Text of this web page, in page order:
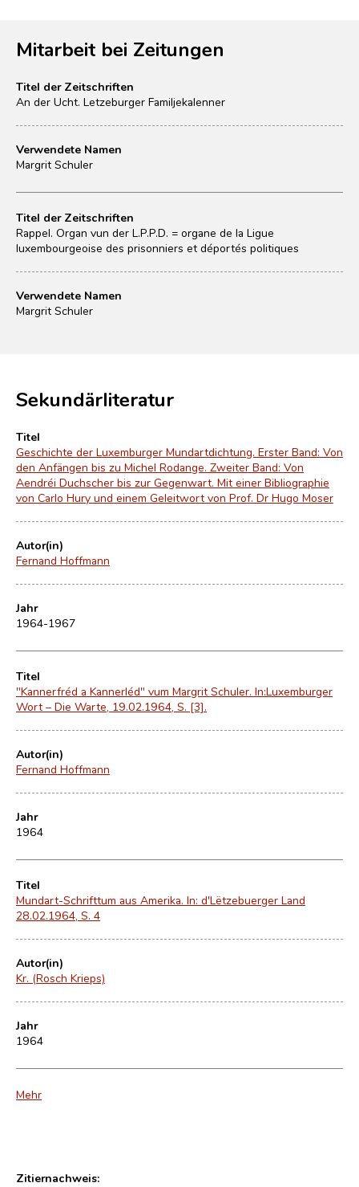
Mitarbeit bei Zeitungen
Titel der Zeitschriften
An der Ucht. Letzeburger Familjekalenner
Verwendete Namen
Margrit Schuler
Titel der Zeitschriften
Rappel. Organ vun der L.P.P.D. = organe de la Ligue
luxembourgeoise des prisonniers et déportés politiques
Verwendete Namen
Margrit Schuler
Sekundärliteratur
Titel
Geschichte der Luxemburger Mundartdichtung. Erster Band: Von
den Anfängen bis zu Michel Rodange. Zweiter Band: Von
Aendréi Duchscher bis zur Gegenwart. Mit einer Bibliographie
von Carlo Hury und einem Geleitwort von Prof. Dr Hugo Moser
Autor(in)
Fernand Hoffmann
Jahr
1964-1967
Titel
"Kannerfréd a Kannerléd" vum Margrit Schuler. In:Luxemburger
Wort – Die Warte, 19.02.1964, S. [3].
Autor(in)
Fernand Hoffmann
Jahr
1964
Titel
Mundart-Schrifttum aus Amerika. In: d'Lëtzebuerger Land
28.02.1964, S. 4
Autor(in)
Kr. (Rosch Krieps)
Jahr
1964
Mehr
Zitiernachweis: